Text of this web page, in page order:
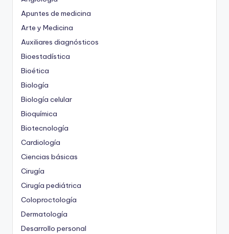
Apuntes de medicina
Arte y Medicina
Auxiliares diagnósticos
Bioestadística
Bioética
Biología
Biología celular
Bioquímica
Biotecnología
Cardiología
Ciencias básicas
Cirugía
Cirugía pediátrica
Coloproctología
Dermatología
Desarrollo personal